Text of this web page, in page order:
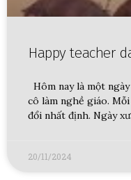
Happy teacher
Hôm nay là một
cô làm nghề giáo.
đổi nhất định. Ngày
20/11/2024